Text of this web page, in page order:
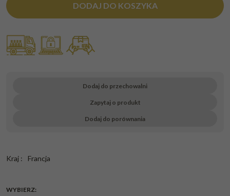
DODAJ DO KOSZYKA
Dodaj do przechowalni
Zapytaj o produkt
Dodaj do porównania
Kraj : Francja
WYBIERZ: